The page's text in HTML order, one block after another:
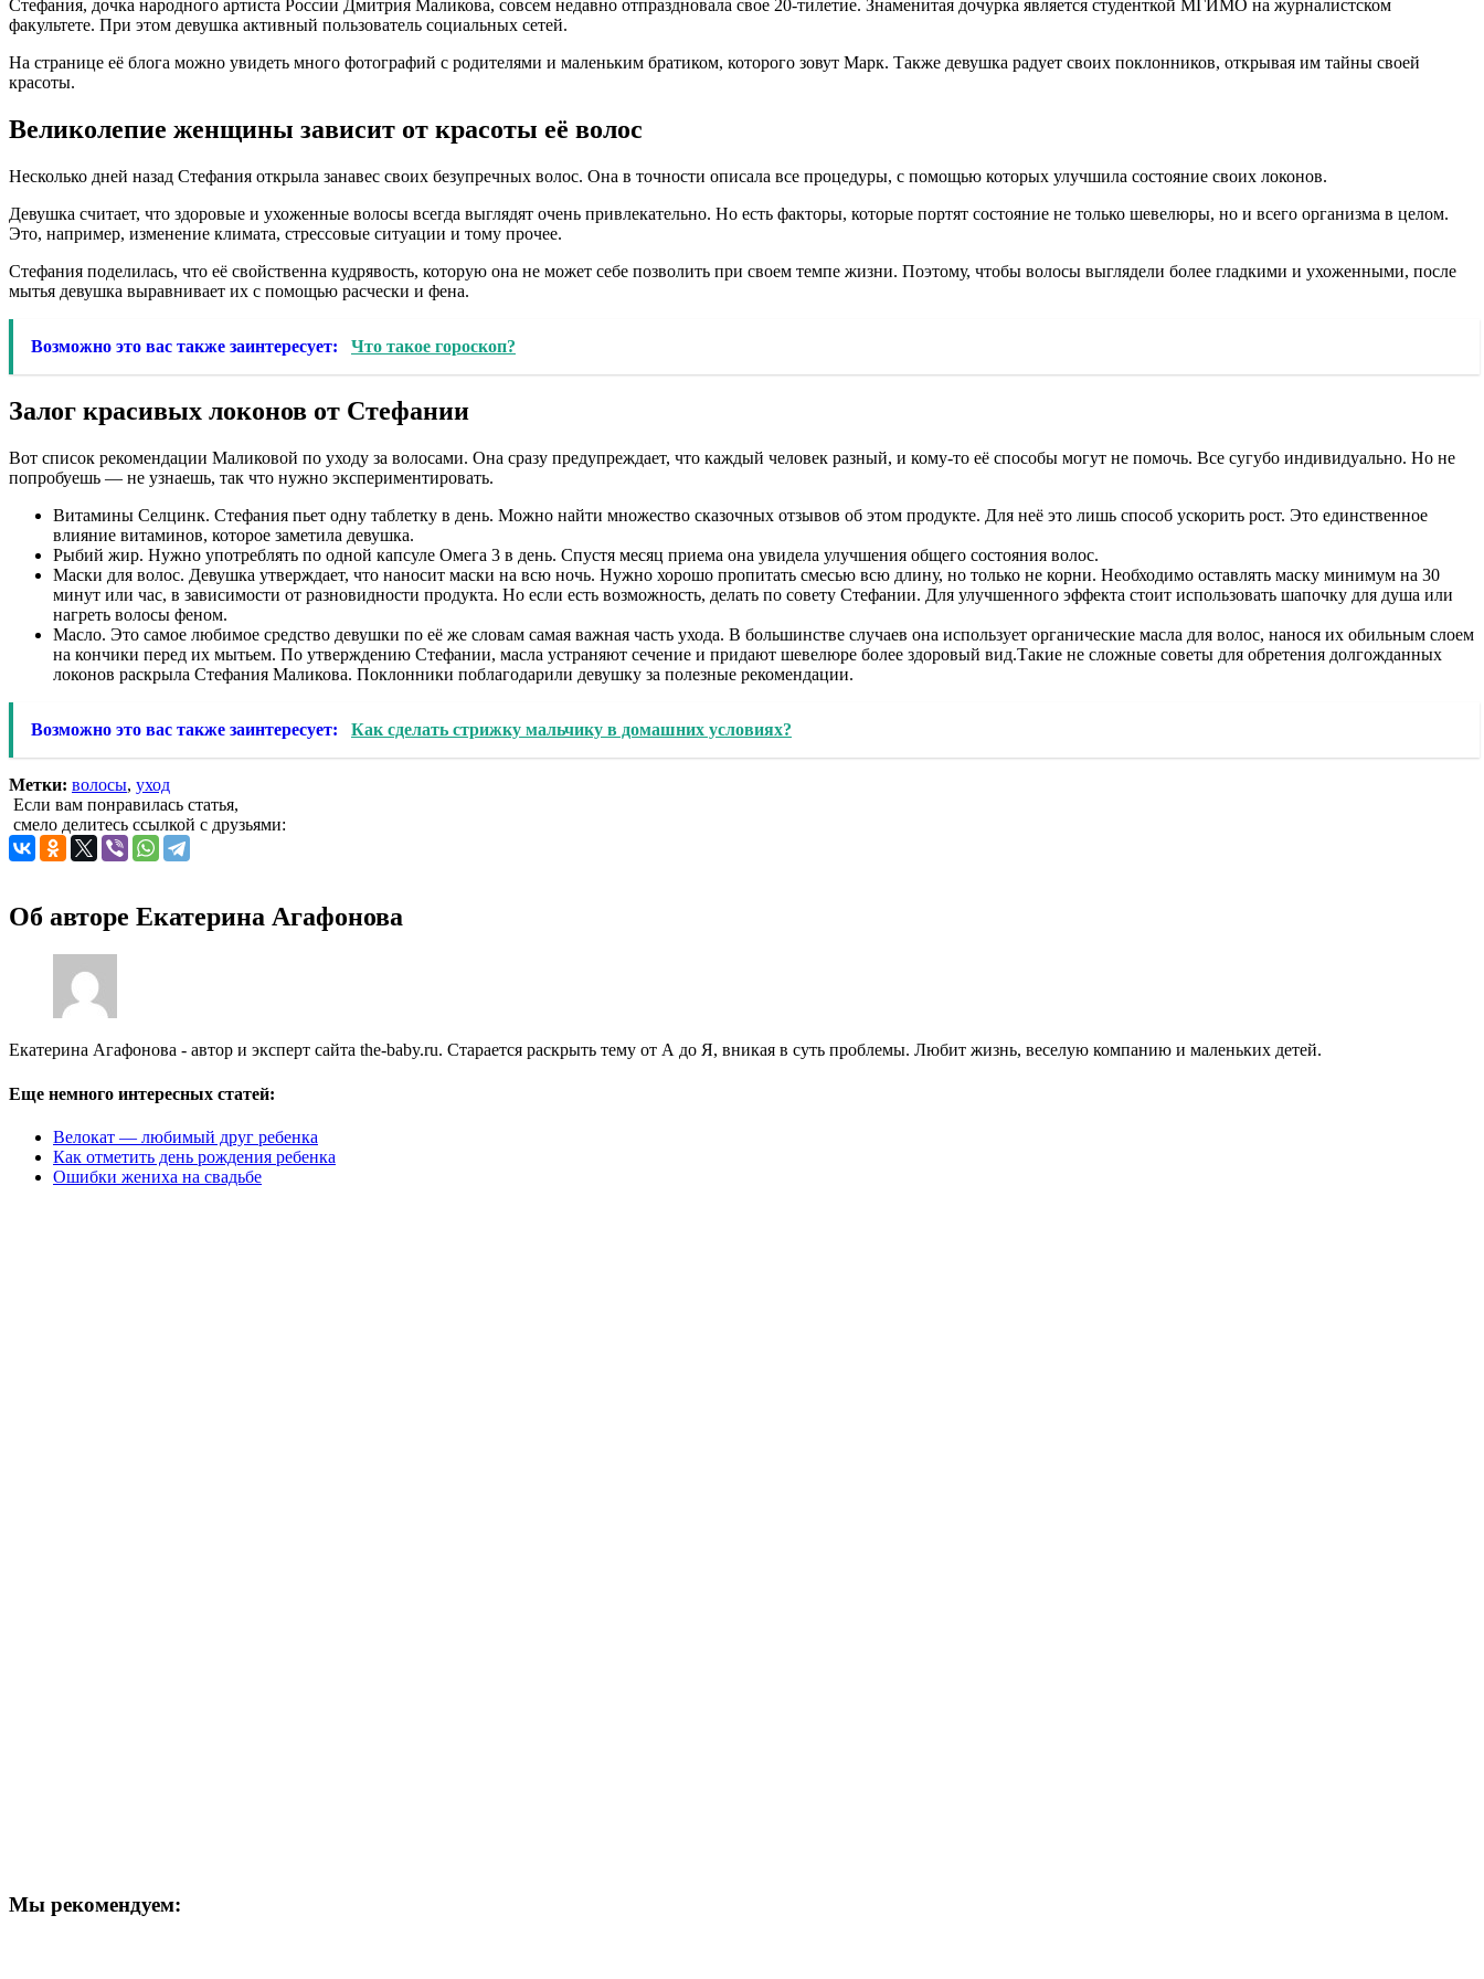
Стефания, дочка народного артиста России Дмитрия Маликова, совсем недавно отпраздновала свое 20-тилетие. Знаменитая дочурка является студенткой МГИМО на журналистском
факультете. При этом девушка активный пользователь социальных сетей.
На странице её блога можно увидеть много фотографий с родителями и маленьким братиком, которого зовут Марк. Также девушка радует своих поклонников, открывая им тайны своей
красоты.
Великолепие женщины зависит от красоты её волос
Несколько дней назад Стефания открыла занавес своих безупречных волос. Она в точности описала все процедуры, с помощью которых улучшила состояние своих локонов.
Девушка считает, что здоровые и ухоженные волосы всегда выглядят очень привлекательно. Но есть факторы, которые портят состояние не только шевелюры, но и всего организма в целом.
Это, например, изменение климата, стрессовые ситуации и тому прочее.
Стефания поделилась, что её свойственна кудрявость, которую она не может себе позволить при своем темпе жизни. Поэтому, чтобы волосы выглядели более гладкими и ухоженными, после
мытья девушка выравнивает их с помощью расчески и фена.
Возможно это вас также заинтересует: Что такое гороскоп?
Залог красивых локонов от Стефании
Вот список рекомендации Маликовой по уходу за волосами. Она сразу предупреждает, что каждый человек разный, и кому-то её способы могут не помочь. Все сугубо индивидуально. Но не
попробуешь — не узнаешь, так что нужно экспериментировать.
Витамины Селцинк. Стефания пьет одну таблетку в день. Можно найти множество сказочных отзывов об этом продукте. Для неё это лишь способ ускорить рост. Это единственное
влияние витаминов, которое заметила девушка.
Рыбий жир. Нужно употреблять по одной капсуле Омега 3 в день. Спустя месяц приема она увидела улучшения общего состояния волос.
Маски для волос. Девушка утверждает, что наносит маски на всю ночь. Нужно хорошо пропитать смесью всю длину, но только не корни. Необходимо оставлять маску минимум на 30
минут или час, в зависимости от разновидности продукта. Но если есть возможность, делать по совету Стефании. Для улучшенного эффекта стоит использовать шапочку для душа или
нагреть волосы феном.
Масло. Это самое любимое средство девушки по её же словам самая важная часть ухода. В большинстве случаев она использует органические масла для волос, нанося их обильным слоем
на кончики перед их мытьем. По утверждению Стефании, масла устраняют сечение и придают шевелюре более здоровый вид.Такие не сложные советы для обретения долгожданных
локонов раскрыла Стефания Маликова. Поклонники поблагодарили девушку за полезные рекомендации.
Возможно это вас также заинтересует: Как сделать стрижку мальчику в домашних условиях?
Метки: волосы, уход
Если вам понравилась статья,
смело делитесь ссылкой с друзьями:
Об авторе Екатерина Агафонова
Екатерина Агафонова - автор и эксперт сайта the-baby.ru. Старается раскрыть тему от А до Я, вникая в суть проблемы. Любит жизнь, веселую компанию и маленьких детей.
Еще немного интересных статей:
Велокат — любимый друг ребенка
Как отметить день рождения ребенка
Ошибки жениха на свадьбе
Мы рекомендуем: